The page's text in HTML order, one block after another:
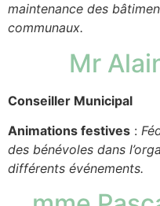
maintenance des
communaux.
Mr
Conseiller Municipal
Animations festives :
des bénévoles dans
différents événements.